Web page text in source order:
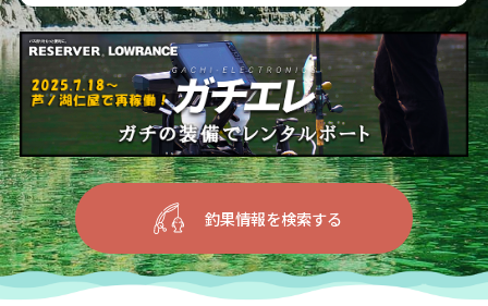
釣果情報を検索する